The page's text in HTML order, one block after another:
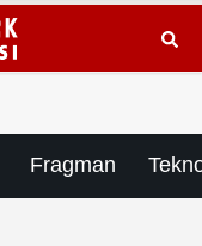
Fragman